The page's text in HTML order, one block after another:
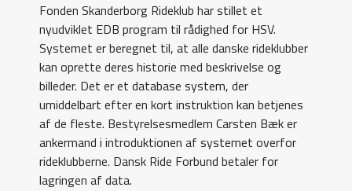
Fonden Skanderborg Rideklub har stillet et
nyudviklet EDB program til rådighed for HSV.
Systemet er beregnet til, at alle danske rideklubber
kan oprette deres historie med beskrivelse og
billeder. Det er et database system, der
umiddelbart efter en kort instruktion kan betjenes
af de fleste. Bestyrelsesmedlem Carsten Bæk er
ankermand i introduktionen af systemet overfor
rideklubberne. Dansk Ride Forbund betaler for
lagringen af data.